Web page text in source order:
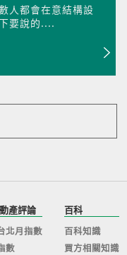
人都會在意結構設
要說的....
產評論
北月指數
數
百科
百科知識
買方相關知識